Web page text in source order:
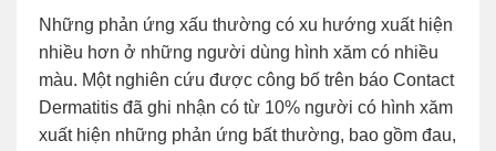
Những phản ứng xấu thường có xu hướng xuất hiện
nhiều hơn ở những người dùng hình xăm có nhiều
màu. Một nghiên cứu được công bố trên báo Contact
Dermatitis đã ghi nhận có từ 10% người có hình xăm
xuất hiện những phản ứng bất thường, bao gồm đau,